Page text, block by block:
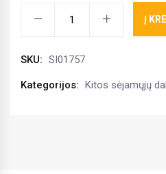
(SN300
SI01757)
Į
SKU: SI01757
Kategorijos: Kitos sėjamųjų